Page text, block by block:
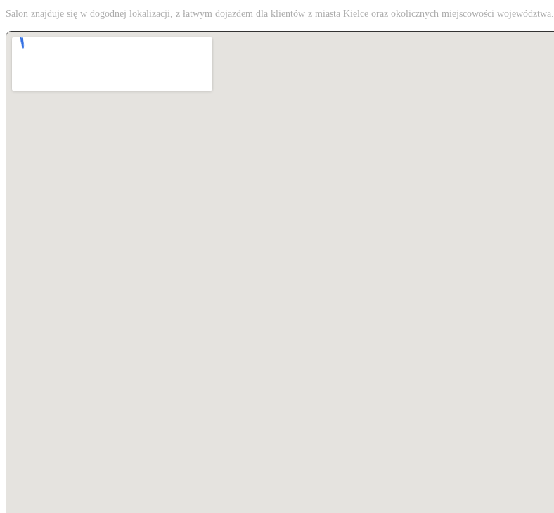
Salon znajduje się w dogodnej lokalizacji, z łatwym dojazdem dla klientów z miasta Kielce oraz okolicznych miejscowości województwa.